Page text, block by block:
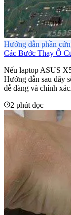
Hướng dẫn phần
Các Bước Thay Ổ
Nếu laptop ASUS
Hướng dẫn sau đây
dễ dàng và chính xác.
2 phút đọc